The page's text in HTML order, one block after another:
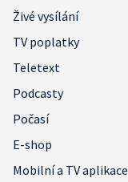
Živé vysílání
TV poplatky
Teletext
Podcasty
Počasí
E-shop
Mobilní a TV aplikace